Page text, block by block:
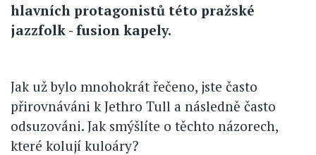
hlavních protagonistů této pražské
jazzfolk - fusion kapely.
Jak už bylo mnohokrát řečeno, jste často
přirovnáváni k Jethro Tull a následně často
odsuzováni. Jak smýšlíte o těchto názorech,
které kolují kuloáry?